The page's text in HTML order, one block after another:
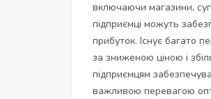
включаючи магазини,
підприємці можуть
прибуток. Існує багато
за зниженою ціною і
підприємцям
важливою перевагою